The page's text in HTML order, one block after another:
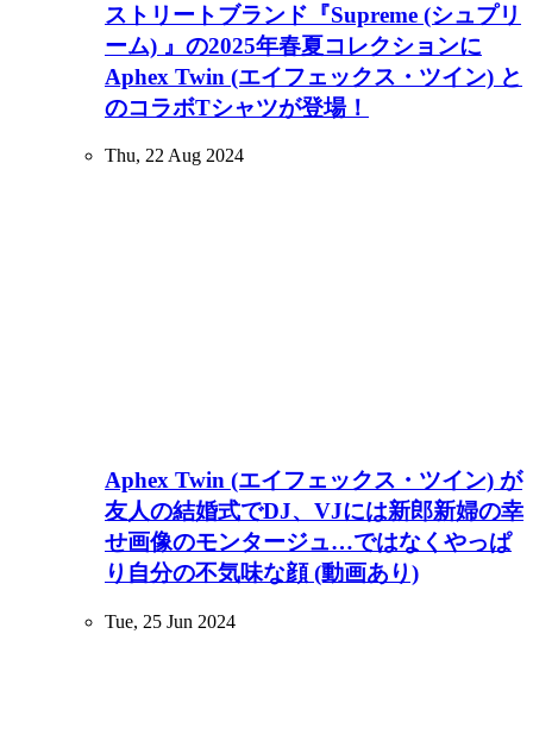
ストリートブランド『Supreme (シュプリ
ーム) 』の2025年春夏コレクションに
Aphex Twin (エイフェックス・ツイン) と
のコラボTシャツが登場！
Thu, 22 Aug 2024
Aphex Twin (エイフェックス・ツイン) が
友人の結婚式でDJ、VJには新郎新婦の幸
せ画像のモンタージュ…ではなくやっぱ
り自分の不気味な顔 (動画あり)
Tue, 25 Jun 2024